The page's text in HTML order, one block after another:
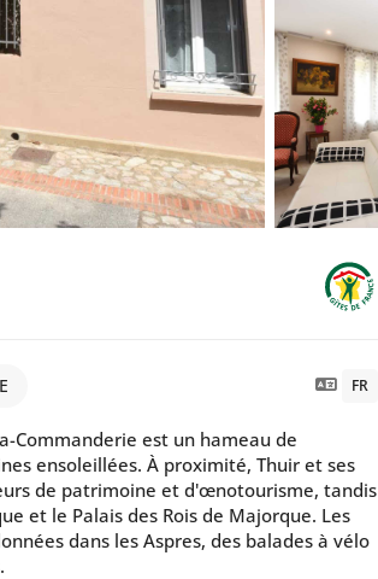
FR
Commanderie est un hameau de
ensoleillées. À proximité, Thuir et ses
de patrimoine et d'œnotourisme, tandis
et le Palais des Rois de Majorque. Les
dans les Aspres, des balades à vélo